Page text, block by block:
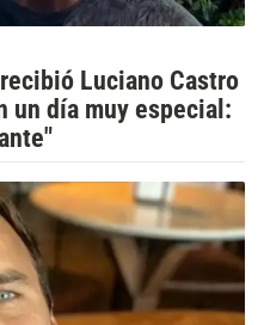
Luciano Castro
un día muy especial: